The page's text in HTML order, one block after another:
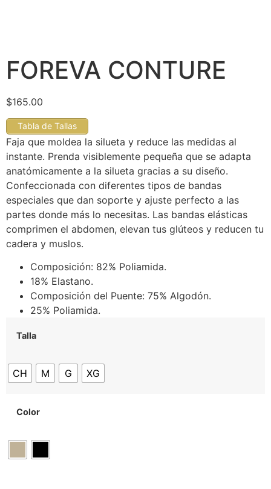
FOREVA CONTURE
$165.00
Tabla de Tallas
Faja que moldea la silueta y reduce las medidas al
instante. Prenda visiblemente pequeña que se adapta
anatómicamente a la silueta gracias a su diseño.
Confeccionada con diferentes tipos de bandas
especiales que dan soporte y ajuste perfecto a las
partes donde más lo necesitas. Las bandas elásticas
comprimen el abdomen, elevan tus glúteos y reducen tu
cadera y muslos.
Composición: 82% Poliamida.
18% Elastano.
Composición del Puente: 75% Algodón.
25% Poliamida.
Talla
CH M G XG
Color